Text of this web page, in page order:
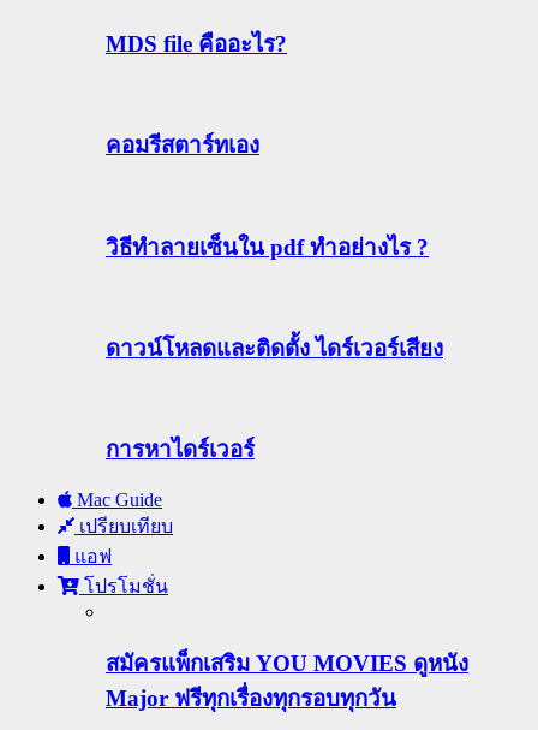
MDS file คืออะไร?
คอมรีสตาร์ทเอง
วิธีทําลายเซ็นใน pdf ทำอย่างไร ?
ดาวน์โหลดและติดตั้ง ไดร์เวอร์เสียง
การหาไดร์เวอร์
Mac Guide
เปรียบเทียบ
แอฟ
โปรโมชั่น
สมัครแพ็กเสริม YOU MOVIES ดูหนัง
Major ฟรีทุกเรื่องทุกรอบทุกวัน